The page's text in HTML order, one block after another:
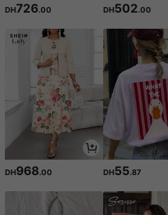
DH726.00 DH502.00
DH968.00 DH55.87